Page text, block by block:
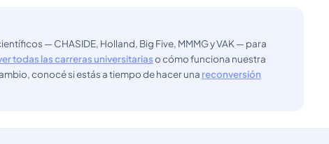
— CHASIDE, Holland, Big Five, MMMG y VAK — para
todas las carreras universitariaso cómo funciona nuestra
conocé si estás a tiempo de hacer una reconversión